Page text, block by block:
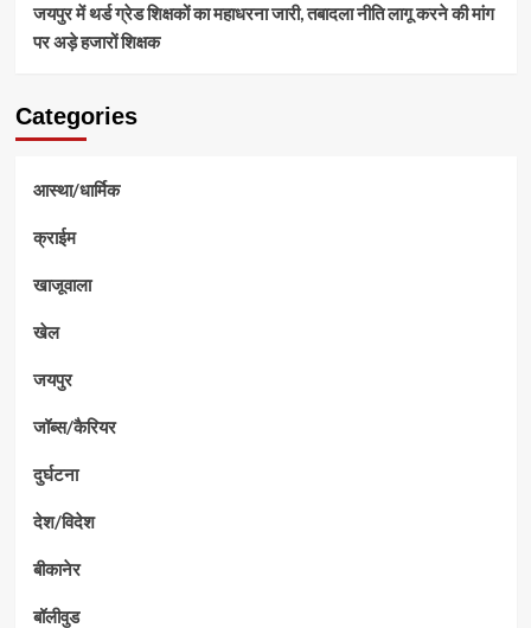
जयपुर में थर्ड ग्रेड शिक्षकों का महाधरना जारी, तबादला नीति लागू करने की मांग
पर अड़े हजारों शिक्षक
Categories
आस्था/धार्मिक
क्राईम
खाजूवाला
खेल
जयपुर
जॉब्स/कैरियर
दुर्घटना
देश/विदेश
बीकानेर
बॉलीवुड